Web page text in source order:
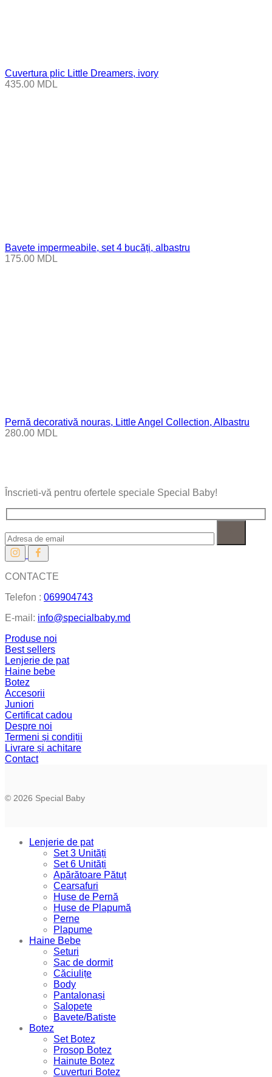
Cuvertura plic Little Dreamers, ivory
435.00 MDL
Bavete impermeabile, set 4 bucăți, albastru
175.00 MDL
Pernă decorativă nouraș, Little Angel Collection, Albastru
280.00 MDL
Înscrieti-vă pentru ofertele speciale Special Baby!
CONTACTE
Telefon : 069904743
E-mail: info@specialbaby.md
Produse noi
Best sellers
Lenjerie de pat
Haine bebe
Botez
Accesorii
Juniori
Certificat cadou
Despre noi
Termeni și condiții
Livrare și achitare
Contact
© 2026 Special Baby
Lenjerie de pat
Set 3 Unități
Set 6 Unități
Apărătoare Pătuț
Cearșafuri
Huse de Pernă
Huse de Plapumă
Perne
Plapume
Haine Bebe
Seturi
Sac de dormit
Căciulițe
Body
Pantalonași
Salopete
Bavete/Batiste
Botez
Set Botez
Prosop Botez
Hainute Botez
Cuverturi Botez